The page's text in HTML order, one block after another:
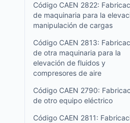
Código CAEN 2822:
de maquinaria para la
manipulación de cargas
Código CAEN 2813:
de otra maquinaria para la
elevación de fluidos y
compresores de aire
Código CAEN 2790:
de otro equipo eléctrico
Código CAEN 2811: